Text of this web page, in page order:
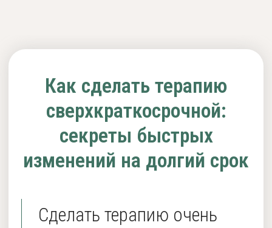
Начинающим психологам
А также тем, кто хочет
расширить свой репертуар
техник и подходов